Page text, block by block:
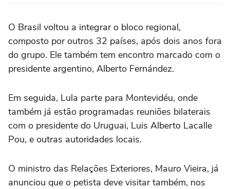
O Brasil voltou a integrar o bloco regional,
composto por outros 32 países, após dois anos fora
do grupo. Ele também tem encontro marcado com o
presidente argentino, Alberto Fernández.
Em seguida, Lula parte para Montevidéu, onde
também já estão programadas reuniões bilaterais
com o presidente do Uruguai, Luis Alberto Lacalle
Pou, e outras autoridades locais.
O ministro das Relações Exteriores, Mauro Vieira, já
anunciou que o petista deve visitar também, nos